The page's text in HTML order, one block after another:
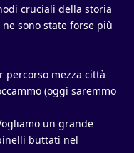
cruciali della storia
sono state forse più
percorso mezza città
(oggi saremmo
un grande
buttati nel